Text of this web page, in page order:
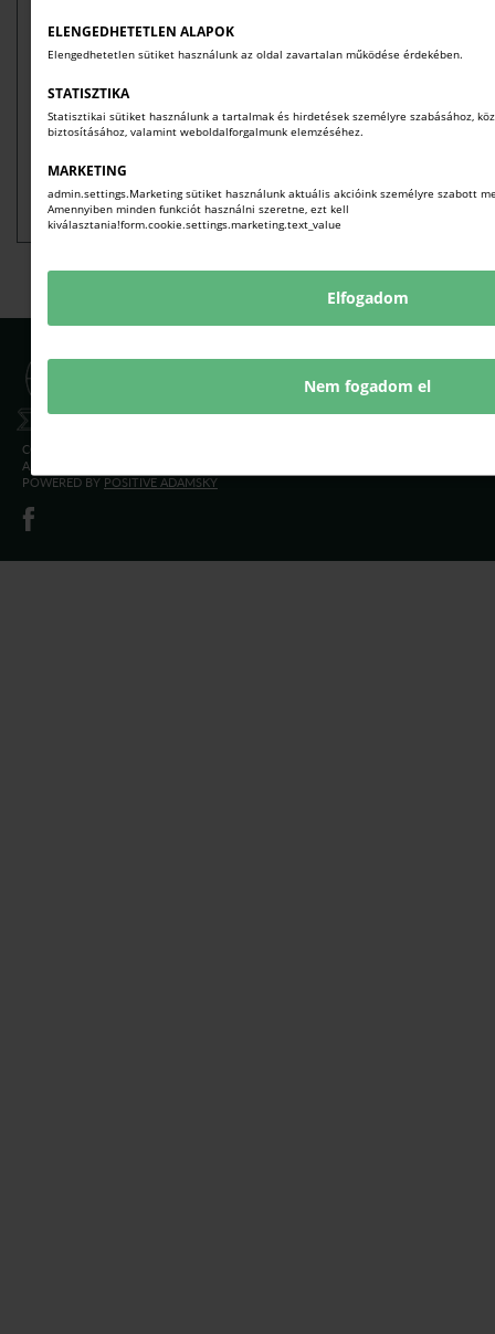
ELENGEDHETETLEN ALAPOK
Elengedhetetlen sütiket használunk az oldal zavartalan működése érdekében.
STATISZTIKA
Statisztikai sütiket használunk a tartalmak és hirdetések személyre szabásához,
biztosításához, valamint weboldalforgalmunk elemzéséhez.
MARKETING
admin.settings.Marketing sütiket használunk aktuális akcióink személyre szabott
Amennyiben minden funkciót használni szeretne, ezt kell
kiválasztania!form.cookie.settings.marketing.text_value
Elfogadom
Nem fogadom el
Vármegyei Kereskedelmi és
COPYRIGHT © 2021 - 2026 KEMKIK. |
ALL RIGHTS RESERVED! DESIGNED &
POWERED BY POSITIVE ADAMSKY
VÁRMEGYEI
KERESKEDELMI ÉS
IPARKAMARA